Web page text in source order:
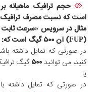
حجم ترافیک ماهیانه
(FUP) آن
۵۰۰ گیگ است که:
در صورتی که تمایل داشته
کنید، می توانید۵۰۰ گیگ
یا
در صورتی که تمایل داشته